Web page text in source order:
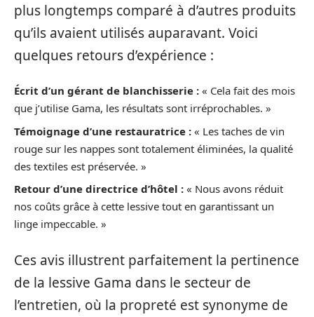
plus longtemps comparé à d’autres produits
qu’ils avaient utilisés auparavant. Voici
quelques retours d’expérience :
Écrit d’un gérant de blanchisserie : « Cela fait des mois
que j’utilise Gama, les résultats sont irréprochables. »
Témoignage d’une restauratrice : « Les taches de vin
rouge sur les nappes sont totalement éliminées, la qualité
des textiles est préservée. »
Retour d’une directrice d’hôtel : « Nous avons réduit
nos coûts grâce à cette lessive tout en garantissant un
linge impeccable. »
Ces avis illustrent parfaitement la pertinence
de la lessive Gama dans le secteur de
l’entretien, où la propreté est synonyme de